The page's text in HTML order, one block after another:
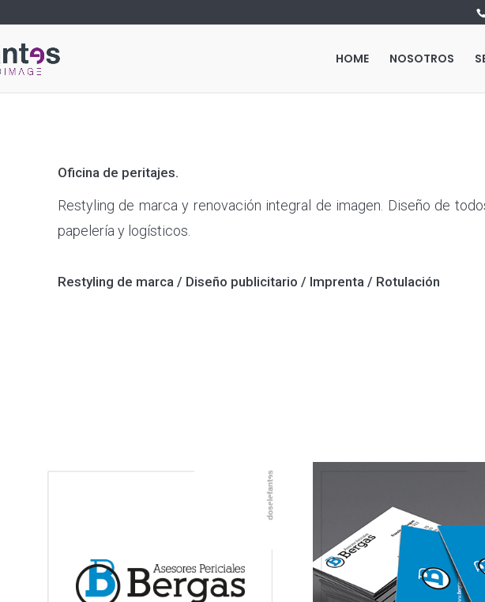
HOME NOSOTROS
Oficina de peritajes.
Restyling de marca y renovación integral de imagen. Diseño de
papelería y logísticos.
Restyling de marca / Diseño publicitario / Imprenta / Rotulación